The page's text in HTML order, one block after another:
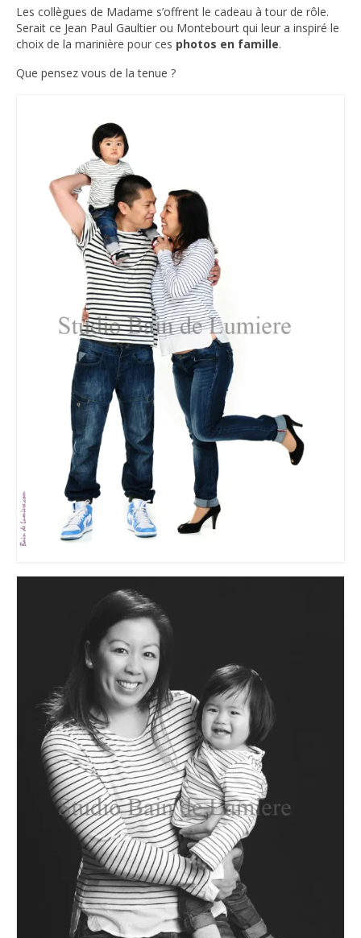
Les collègues de Madame s’offrent le cadeau à tour de rôle.
Serait ce Jean Paul Gaultier ou Montebourt qui leur a inspiré le
choix de la marinière pour ces photos en famille.
Que pensez vous de la tenue ?